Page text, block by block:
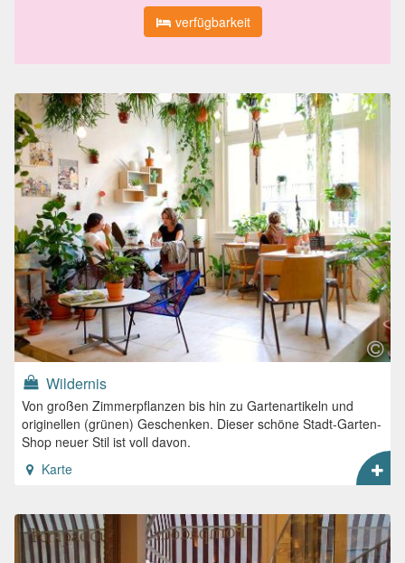
verfügbarkeit
Wildernis
Von großen Zimmerpflanzen bis hin zu Gartenartikeln und
originellen (grünen) Geschenken. Dieser schöne Stadt-Garten-
Shop neuer Stil ist voll davon.
Karte